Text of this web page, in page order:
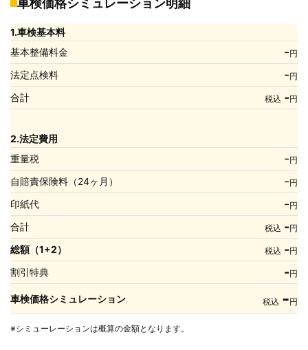
車検価格シミュレーション明細
1.車検基本料
基本整備料金
-円
法定点検料 -円
合計 税込 -円
2.法定費用
重量税
-円
自賠責保険料（24ヶ月） -円
印紙代 -円
合計 税込 -円
総額（1+2） 税込 -円
割引特典 -円
車検価格シミュレーション 税込 -円
※シミューレーションは概算の金額となります。